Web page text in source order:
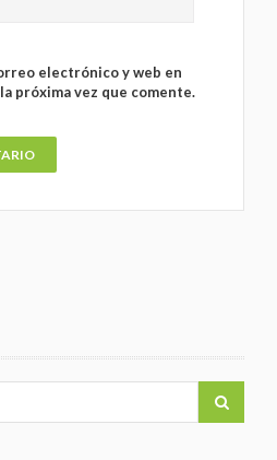
electrónico y web en
próxima vez que comente.